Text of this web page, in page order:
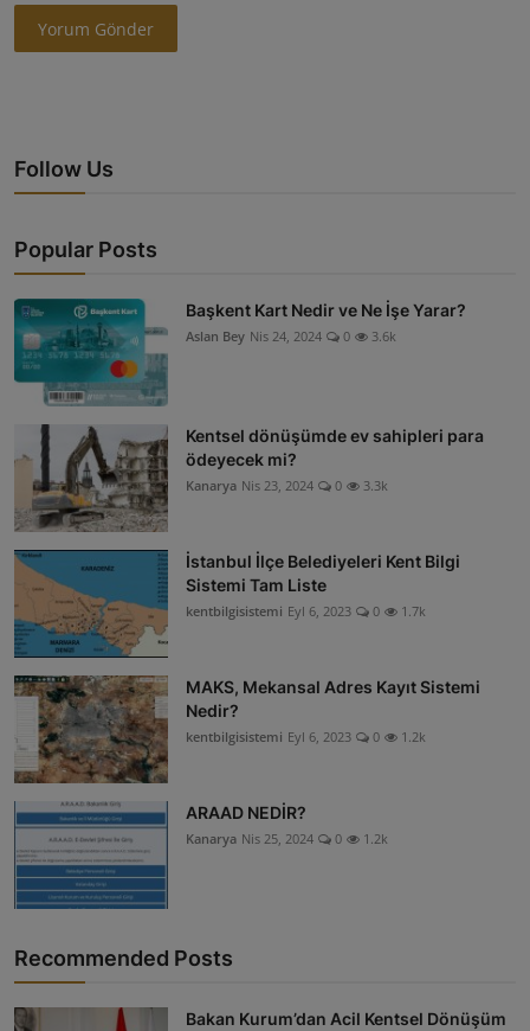
Yorum Gönder
Follow Us
Popular Posts
Başkent Kart Nedir ve Ne İşe Yarar?
Aslan Bey Nis 24, 2024 0 3.6k
Kentsel dönüşümde ev sahipleri para
ödeyecek mi?
Kanarya Nis 23, 2024 0 3.3k
İstanbul İlçe Belediyeleri Kent Bilgi
Sistemi Tam Liste
kentbilgisistemi Eyl 6, 2023 0 1.7k
MAKS, Mekansal Adres Kayıt Sistemi
Nedir?
kentbilgisistemi Eyl 6, 2023 0 1.2k
ARAAD NEDİR?
Kanarya Nis 25, 2024 0 1.2k
Recommended Posts
Bakan Kurum’dan Acil Kentsel Dönüşüm